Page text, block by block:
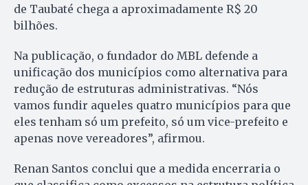
de Taubaté chega a aproximadamente R$ 20
bilhões.
Na publicação, o fundador do MBL defende a
unificação dos municípios como alternativa para
redução de estruturas administrativas. “Nós
vamos fundir aqueles quatro municípios para que
eles tenham só um prefeito, só um vice-prefeito e
apenas nove vereadores”, afirmou.
Renan Santos conclui que a medida encerraria o